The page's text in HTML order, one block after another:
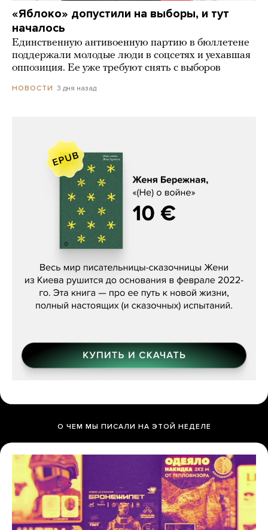
«Яблоко» допустили на выборы, и тут
началось
Единственную антивоенную партию в бюллетене
поддержали молодые люди в соцсетях и уехавшая
оппозиция. Ее уже требуют снять с выборов
НОВОСТИ 3 дня назад
Женя Бережная, «(Не) о войне»
О ЧЕМ МЫ ПИСАЛИ НА ЭТОЙ НЕДЕЛЕ